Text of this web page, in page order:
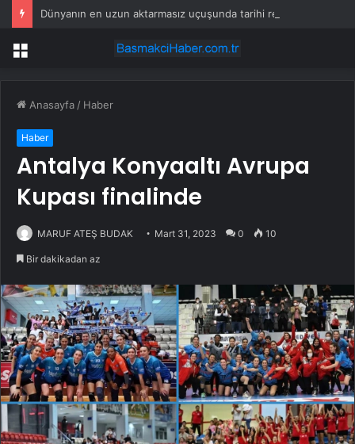
Menü
Anasayfa / Haber
Haber
Antalya Konyaaltı Avrupa
Kupası finalinde
MARUF ATEŞ BUDAK Mart 31, 2023 0 10
Bir dakikadan az